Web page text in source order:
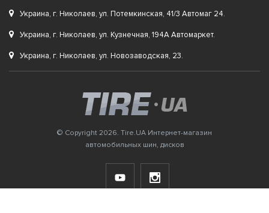
Украина, г. Николаев, ул. Потемкинская, 41/3 Автомаг 24.
Украина, г. Николаев, ул. Кузнечная, 194А Автомаркет.
Украина, г. Николаев, ул. Новозаводская, 23.
© Copyright 2026. Tire.UA Интернет-магазин
автомобильных шин, дисков